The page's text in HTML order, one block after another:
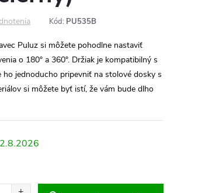
Kód: PU535B
Puluz si môžete pohodlne nastaviť
o 180° a 360°. Držiak je kompatibilný s
jednoducho pripevniť na stolové dosky s
si môžete byť istí, že vám bude dlho